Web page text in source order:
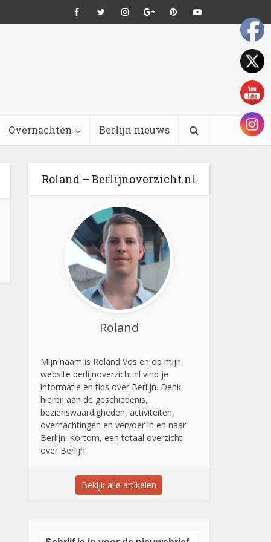
Overnachten Berlijn nieuws
Roland – Berlijnoverzicht.nl
Roland
Mijn naam is Roland Vos en op mijn
website berlijnoverzicht.nl vind je
informatie en tips over Berlijn. Denk
hierbij aan de geschiedenis,
bezienswaardigheden, activiteiten,
overnachtingen en vervoer in en naar
Berlijn. Kortom, een totaal overzicht
over Berlijn.
Bekijk alle artikelen